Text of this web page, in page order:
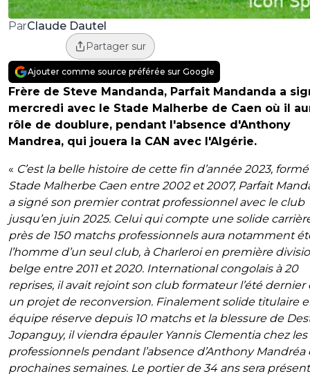
ParClaude Dautel
Partager sur
Ajouter comme source préférée sur Google
Frère de Steve Mandanda, Parfait Mandanda a
mercredi avec le Stade Malherbe de Caen où il
rôle de doublure, pendant l'absence d'Anthony
Mandrea, qui jouera la CAN avec l'Algérie.
« C’est la belle histoire de cette fin d’année 2023,
Stade Malherbe Caen entre 2002 et 2007, Parfait
a signé son premier contrat professionnel avec le club
jusqu’en juin 2025. Celui qui compte une solide
près de 150 matchs professionnels aura notamment
l’homme d’un seul club, à Charleroi en première
belge entre 2011 et 2020. International congolais à 20
reprises, il avait rejoint son club formateur l’été dernier
un projet de reconversion. Finalement solide titulaire
équipe réserve depuis 10 matchs et la blessure de
Jopanguy, il viendra épauler Yannis Clementia chez les
professionnels pendant l’absence d’Anthony Mandréa
prochaines semaines. Le portier de 34 ans sera